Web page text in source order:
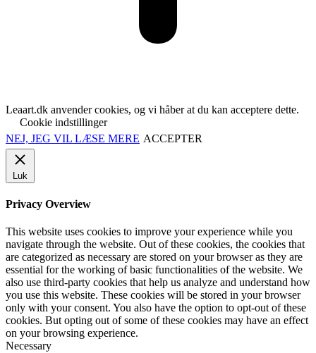
Leaart.dk anvender cookies, og vi håber at du kan acceptere dette.
Cookie indstillinger
NEJ, JEG VIL LÆSE MERE ACCEPTER
Luk
Privacy Overview
This website uses cookies to improve your experience while you
navigate through the website. Out of these cookies, the cookies that
are categorized as necessary are stored on your browser as they are
essential for the working of basic functionalities of the website. We
also use third-party cookies that help us analyze and understand how
you use this website. These cookies will be stored in your browser
only with your consent. You also have the option to opt-out of these
cookies. But opting out of some of these cookies may have an effect
on your browsing experience.
Necessary